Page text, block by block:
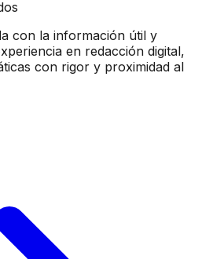
con la información útil y
en redacción digital,
con rigor y proximidad al